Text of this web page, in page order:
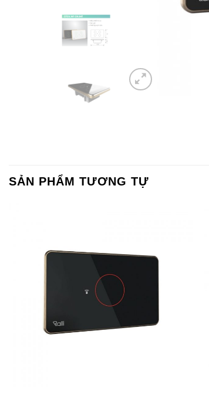
SẢN PHẨM TƯƠNG TỰ